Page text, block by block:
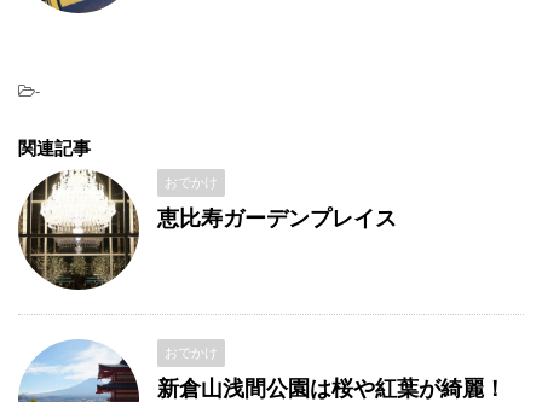
-
関連記事
おでかけ
恵比寿ガーデンプレイス
おでかけ
新倉山浅間公園は桜や紅葉が綺麗！